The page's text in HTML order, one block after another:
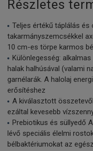
Részletes
Teljes értékű táplálás
takarmányszemcsékkel
10 cm-es törpe karmos
Különlegesség:
halak halhúsával (valami
garnélarák. A halolaj
erősítéshez
A kiválasztott
ezáltal kevesebb
Prebiotikus és süllyedő
lévő speciális élelmi
bélbaktériumokat az